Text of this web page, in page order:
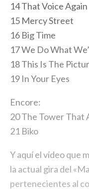
14 That Voice Again
15 Mercy Street
16 Big Time
17 We Do What
18 This Is The
19 In Your Eyes
Encore:
20 The Tower That
21 Biko
Y aquí el vídeo que
la actual gira del
pertenecientes al